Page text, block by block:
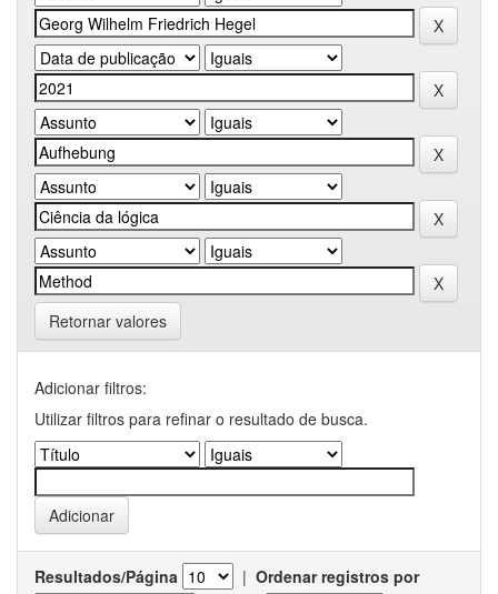
Retornar valores
Adicionar filtros:
Utilizar filtros para refinar o resultado de busca.
Resultados/Página | Ordenar registros por